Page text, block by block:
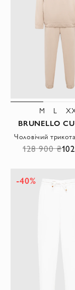
M L
BRUNELLO
128 900 ₴
-40%